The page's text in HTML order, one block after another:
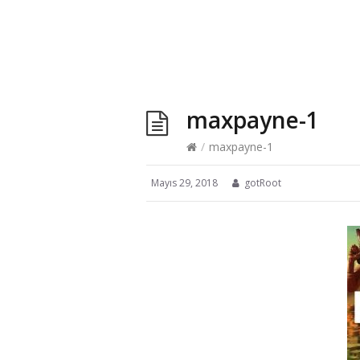
maxpayne-1
/ maxpayne-1
Mayıs 29, 2018 gotRoot